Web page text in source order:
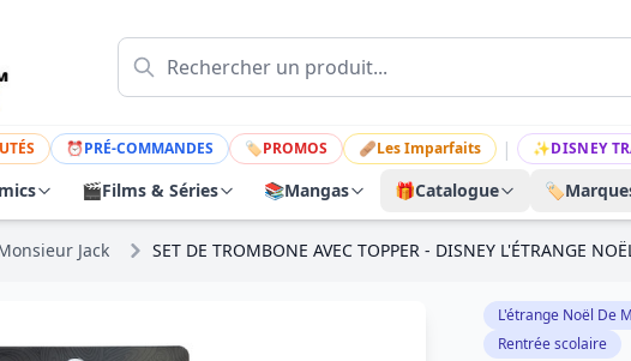
⏰PRÉ-COMMANDES 🏷PROMOS 🩹Les Imparfaits | ✨DISNEY
🎬Films & Séries 📚Mangas 🎁Catalogue 🏷️
Jack SET DE TROMBONE AVEC TOPPER - DISNEY L'ÉTRANGE
L'étrange Noël De
Rentrée scolaire